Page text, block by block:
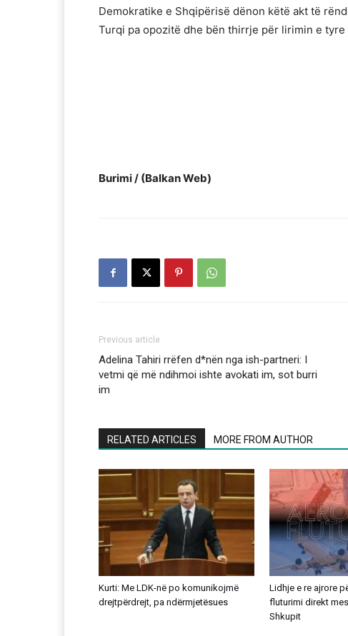
Demokratike e Shqipërisë dënon këtë akt të
Turqi pa opozitë dhe bën thirrje për lirimin e tyre
Burimi / (Balkan Web)
Previous article
Adelina Tahiri rrëfen d*nën nga ish-partneri: I
vetmi që më ndihmoi ishte avokati im, sot burri
im
RELATED ARTICLES MORE FROM AUTHOR
Kurti: Me LDK-në po komunikojmë
drejtpërdrejt, pa ndërmjetësues
Lidhje e re ajrore
fluturimi direkt
Shkupit